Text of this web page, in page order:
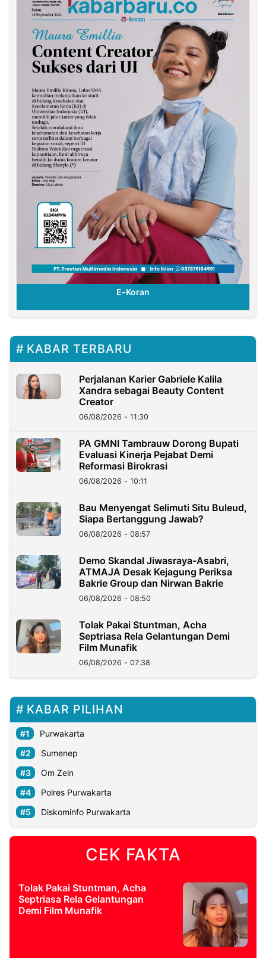
E-Koran
KABAR TERBARU
Perjalanan Karier Gabriele Kalila
Xandra sebagai Beauty Content
Creator
06/08/2026 - 11:30
PA GMNI Tambrauw Dorong Bupati
Evaluasi Kinerja Pejabat Demi
Reformasi Birokrasi
06/08/2026 - 10:11
Bau Menyengat Selimuti Situ Buleud,
Siapa Bertanggung Jawab?
06/08/2026 - 08:57
Demo Skandal Jiwasraya-Asabri,
ATMAJA Desak Kejagung Periksa
Bakrie Group dan Nirwan Bakrie
06/08/2026 - 08:50
Tolak Pakai Stuntman, Acha
Septriasa Rela Gelantungan Demi
Film Munafik
06/08/2026 - 07:38
KABAR PILIHAN
Purwakarta
Sumenep
Om Zein
Polres Purwakarta
Diskominfo Purwakarta
CEK FAKTA
Tolak Pakai Stuntman, Acha
Septriasa Rela Gelantungan
Demi Film Munafik